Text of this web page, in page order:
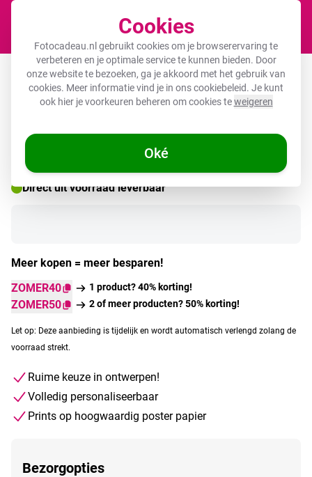
Cookies
Fotocadeau.nl gebruikt cookies om je browserervaring te
verbeteren en je optimale service te kunnen bieden. Door
onze website te bezoeken, ga je akkoord met het gebruik van
cookies. Meer informatie vind je in onscookiebeleid. Je kunt
ook hier je voorkeuren beheren om cookies teweigeren
Oké
Foto in lijst - Home
🌞 ZOMERDEALS
Direct uit voorraad leverbaar
Meer kopen = meer besparen!
ZOMER40
1 product? 40% korting!
ZOMER50 2 of meer producten? 50% korting!
Let op: Deze aanbieding is tijdelijk en wordt automatisch verlengd zolang de
voorraad strekt.
Ruime keuze in ontwerpen!
Volledig personaliseerbaar
Prints op hoogwaardig poster papier
Bezorgopties